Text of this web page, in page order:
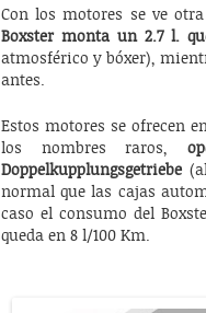
Con los motores se ve
Boxster monta un 2.7 l.
atmosférico y bóxer),
antes.
Estos motores se ofrecen
los nombres raros,
Doppelkupplungsgetriebe
normal que las cajas
caso el consumo del
queda en 8 l/100 Km.